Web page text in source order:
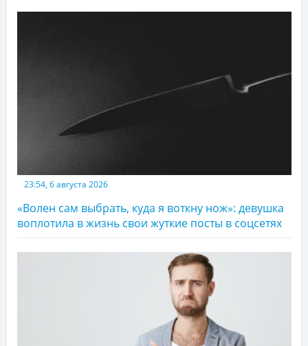
23:54, 6 августа 2026
«Волен сам выбрать, куда я воткну нож»: девушка
воплотила в жизнь свои жуткие посты в соцсетях